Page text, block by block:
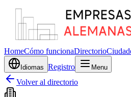
HomeCómo funcionaDirectorio
Idiomas Registro Menu
Volver al directorio